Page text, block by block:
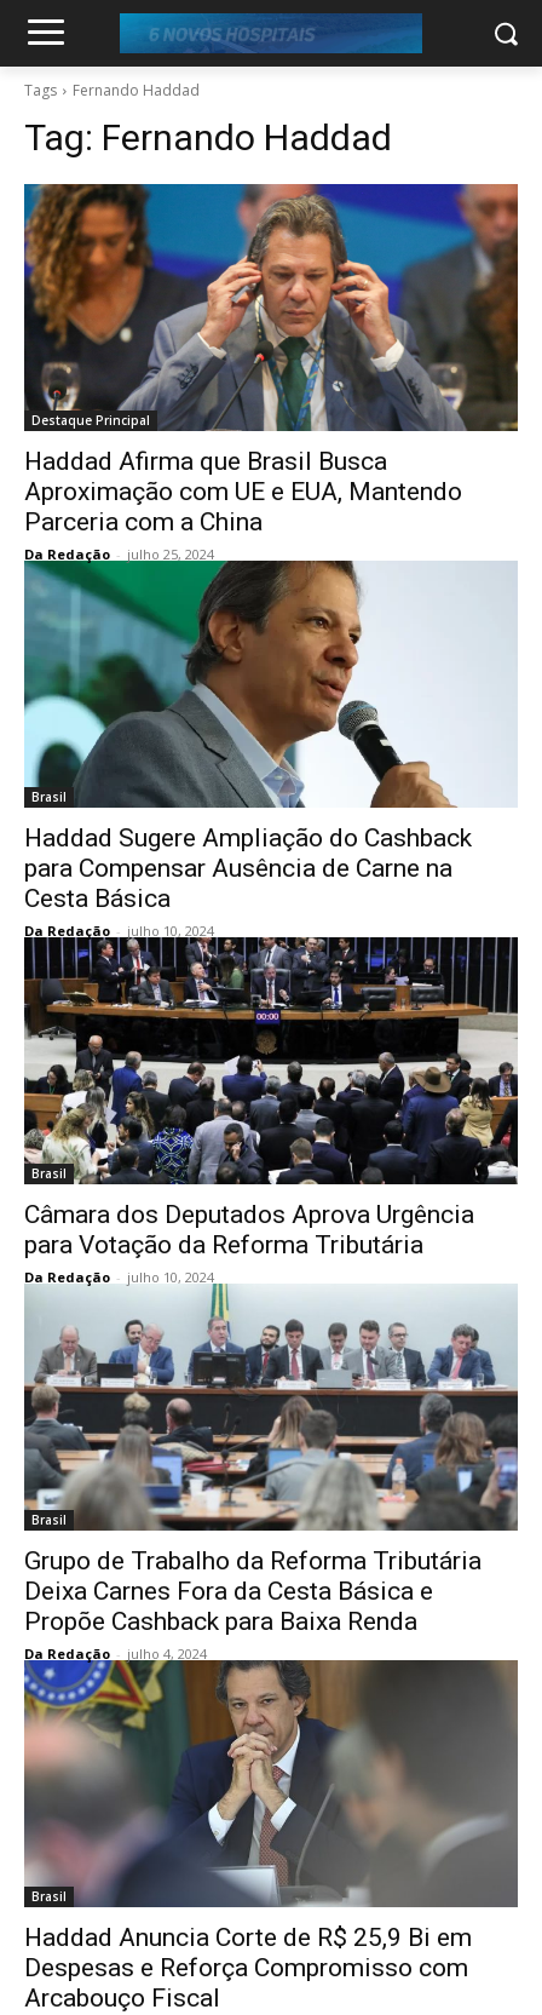
Tags Fernando Haddad
Tag: Fernando Haddad
Destaque Principal
Haddad Afirma que Brasil Busca
Aproximação com UE e EUA, Mantendo
Parceria com a China
Da Redação - julho 25, 2024
Brasil
Haddad Sugere Ampliação do Cashback
para Compensar Ausência de Carne na
Cesta Básica
Da Redação - julho 10, 2024
Brasil
Câmara dos Deputados Aprova Urgência
para Votação da Reforma Tributária
Da Redação - julho 10, 2024
Brasil
Grupo de Trabalho da Reforma Tributária
Deixa Carnes Fora da Cesta Básica e
Propõe Cashback para Baixa Renda
Da Redação - julho 4, 2024
Brasil
Haddad Anuncia Corte de R$ 25,9 Bi em
Despesas e Reforça Compromisso com
Arcabouço Fiscal